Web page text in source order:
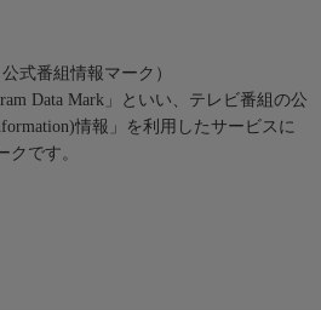
式番組情報マーク）
Data Mark」といい、テレビ番組の公
情報」を利用したサービスに
です。